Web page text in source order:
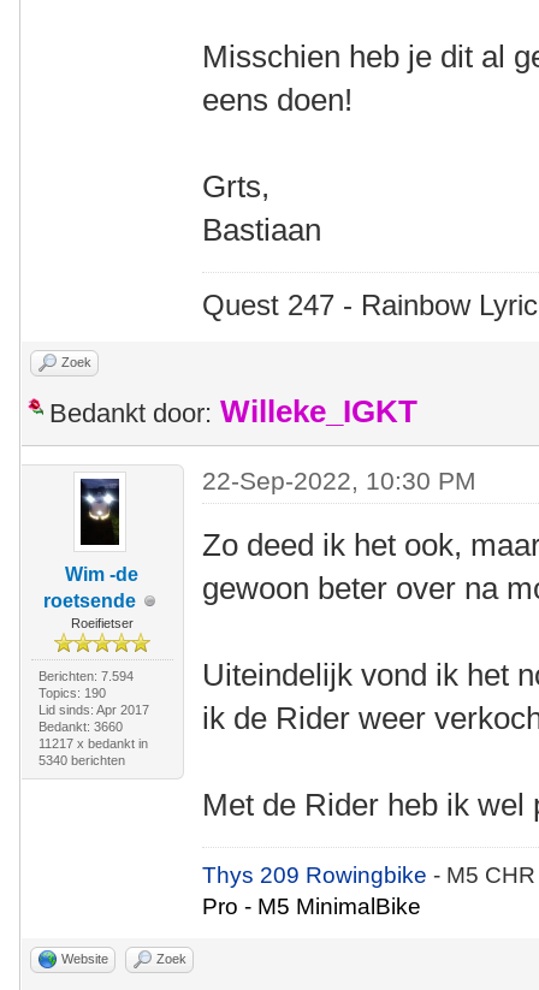
Misschien heb je dit al
eens doen!
Grts,
Bastiaan
Quest 247 - Rainbow
Zoek
Bedankt door: Willeke_IGKT
Wim -de
roetsende
Roeifietser
Berichten: 7.594
Topics: 190
Lid sinds: Apr 2017
Bedankt: 3660
11217 x bedankt in
5340 berichten
22-Sep-2022, 10:30 PM
Zo deed ik het ook,
gewoon beter over na
Uiteindelijk vond ik het
ik de Rider weer
Met de Rider heb ik wel
Thys 209 Rowingbike- M5
Pro - M5 MinimalBike
Website Zoek